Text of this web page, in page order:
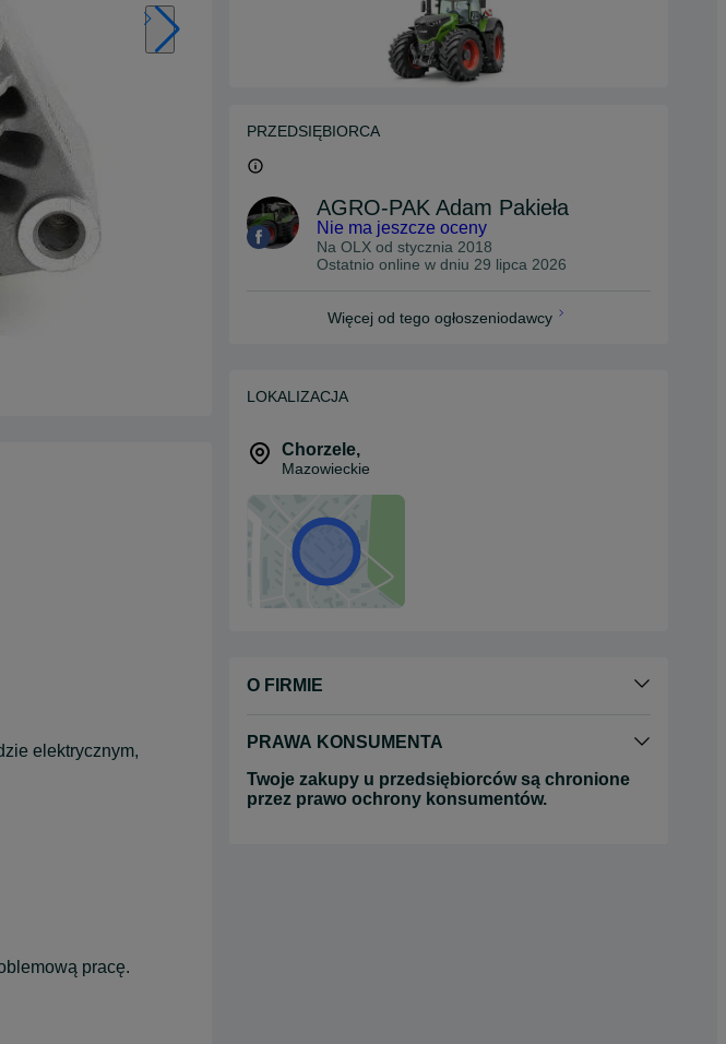
elektrycznym,
pracę.
PRZEDSIĘBIORCA
AGRO-PAK Adam Pakieła
Nie ma jeszcze oceny
Na OLX od stycznia 2018
Ostatnio online w dniu 29 lipca 2026
Więcej od tego ogłoszeniodawcy
LOKALIZACJA
Chorzele,
Mazowieckie
O FIRMIE
PRAWA KONSUMENTA
Twoje zakupy u przedsiębiorców są chronione
przez prawo ochrony konsumentów.